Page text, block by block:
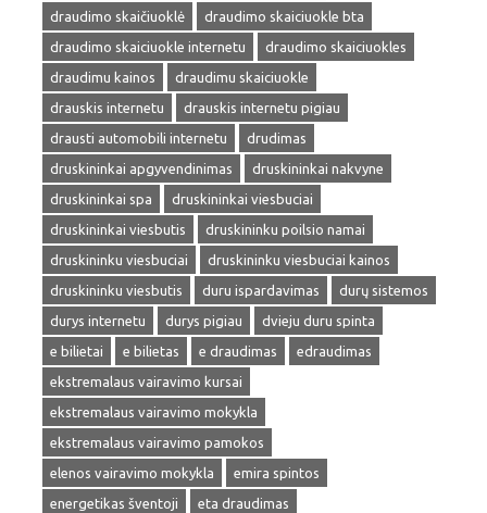
draudimo skaičiuoklė
draudimo skaiciuokle bta
draudimo skaiciuokle internetu
draudimo skaiciuokles
draudimu kainos
draudimu skaiciuokle
drauskis internetu
drauskis internetu pigiau
drausti automobili internetu
drudimas
druskininkai apgyvendinimas
druskininkai nakvyne
druskininkai spa
druskininkai viesbuciai
druskininkai viesbutis
druskininku poilsio namai
druskininku viesbuciai
druskininku viesbuciai kainos
druskininku viesbutis
duru ispardavimas
durų sistemos
durys internetu
durys pigiau
dvieju duru spinta
e bilietai
e bilietas e draudimas
edraudimas
ekstremalaus vairavimo kursai
ekstremalaus vairavimo mokykla
ekstremalaus vairavimo pamokos
elenos vairavimo mokykla
emira spintos
energetikas šventoji
eta draudimas